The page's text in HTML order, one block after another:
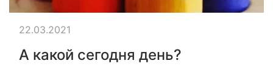
А какой сегодня день?
22.03.2021